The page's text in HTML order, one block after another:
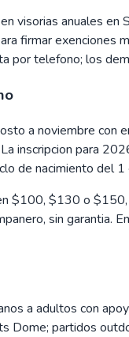
visorias anuales
firmar exenciones
por telefono; los
a noviembre
inscripcion para
de nacimiento del
$100, $130 o
sin garantia.
a adultos con
Dome; partidos